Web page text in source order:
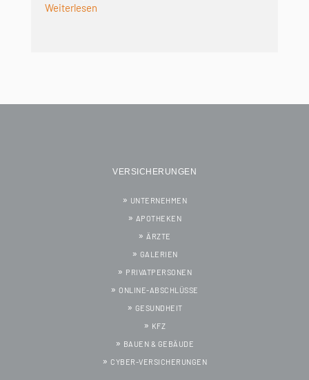
Weiterlesen
VERSICHERUNGEN
UNTERNEHMEN
APOTHEKEN
ÄRZTE
GALERIEN
PRIVATPERSONEN
ONLINE-ABSCHLÜSSE
GESUNDHEIT
KFZ
BAUEN & GEBÄUDE
CYBER-VERSICHERUNGEN